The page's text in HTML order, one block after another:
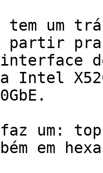
tem um
partir
interface
Intel
faz um:
em